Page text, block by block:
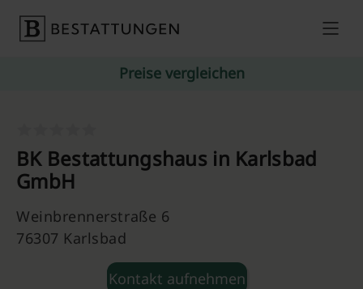
Preise vergleichen
BK Bestattungshaus in Karlsbad
GmbH
Weinbrennerstraße 6
76307 Karlsbad
Kontakt aufnehmen